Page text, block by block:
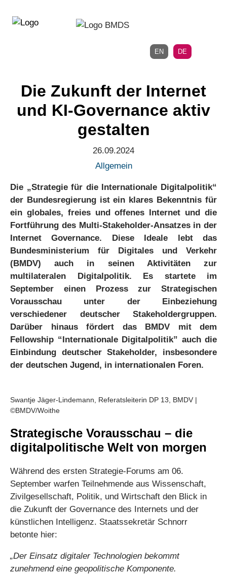
zum
EN DE
Die Zukunft der Internet
und KI-Governance aktiv
gestalten
26.09.2024
Allgemein
Die „Strategie für die Internationale Digitalpolitik“
der Bundesregierung ist ein klares Bekenntnis für
ein globales, freies und offenes Internet und die
Fortführung des Multi-Stakeholder-Ansatzes in der
Internet Governance. Diese Ideale lebt das
Bundesministerium für Digitales und Verkehr
(BMDV) auch in seinen Aktivitäten zur
multilateralen Digitalpolitik. Es startete im
September einen Prozess zur Strategischen
Vorausschau unter der Einbeziehung
verschiedener deutscher Stakeholdergruppen.
Darüber hinaus fördert das BMDV mit dem
Fellowship “Internationale Digitalpolitik” auch die
Einbindung deutscher Stakeholder, insbesondere
der deutschen Jugend, in internationalen Foren.
Swantje Jäger-Lindemann, Referatsleiterin DP 13, BMDV |
©BMDV/Woithe
Strategische Vorausschau – die
digitalpolitische Welt von morgen
Während des ersten Strategie-Forums am 06.
September warfen Teilnehmende aus Wissenschaft,
Zivilgesellschaft, Politik, und Wirtschaft den Blick in
die Zukunft der Governance des Internets und der
künstlichen Intelligenz. Staatssekretär Schnorr
betonte hier:
„Der Einsatz digitaler Technologien bekommt
zunehmend eine geopolitische Komponente.